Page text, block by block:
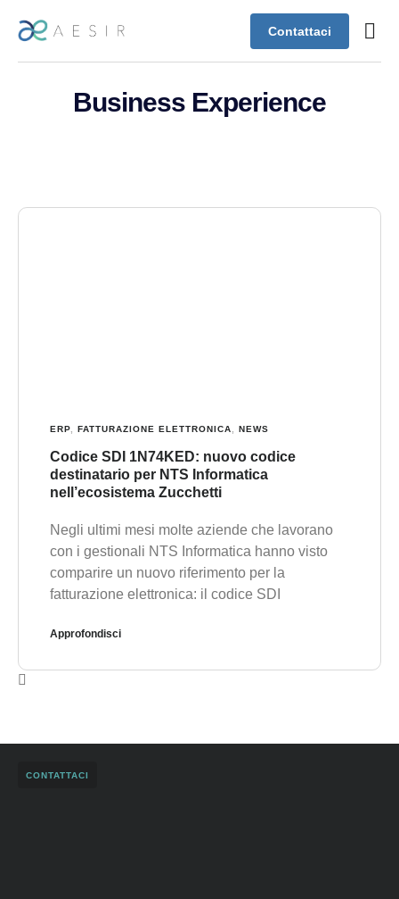
Contattaci
Business Experience
ERP FATTURAZIONE ELETTRONICA NEWS
Codice SDI 1N74KED: nuovo codice
destinatario per NTS Informatica
nell’ecosistema Zucchetti
Negli ultimi mesi molte aziende che lavorano
con i gestionali NTS Informatica hanno visto
comparire un nuovo riferimento per la
fatturazione elettronica: il codice SDI
Approfondisci
CONTATTACI